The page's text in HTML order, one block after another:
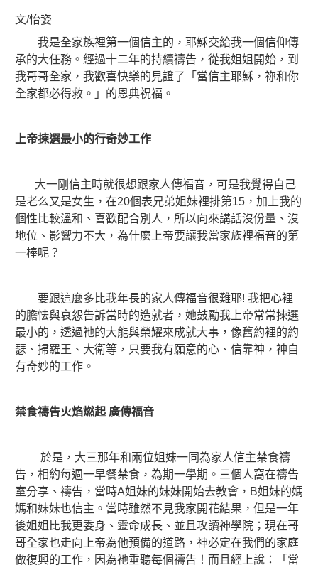
文/怡姿
我是全家族裡第一個信主的，耶穌交給我一個信仰傳
承的大任務。經過十二年的持續禱告，從我姐姐開始，到
我哥哥全家，我歡喜快樂的見證了「當信主耶穌，祢和你
全家都必得救。」的恩典祝福。
上帝揀選最小的行奇妙工作
大一剛信主時就很想跟家人傳福音，可是我覺得自己
是老么又是女生，在20個表兄弟姐妹裡排第15，加上我的
個性比較溫和、喜歡配合別人，所以向來講話沒份量、沒
地位、影響力不大，為什麼上帝要讓我當家族裡福音的第
一棒呢？
要跟這麼多比我年長的家人傳福音很難耶! 我把心裡
的膽怯與哀怨告訴當時的造就者，她鼓勵我上帝常常揀選
最小的，透過祂的大能與榮耀來成就大事，像舊約裡的約
瑟、掃羅王、大衛等，只要我有願意的心、信靠神，神自
有奇妙的工作。
禁食禱告火焰燃起 廣傳福音
於是，大三那年和兩位姐妹一同為家人信主禁食禱
告，相約每週一早餐禁食，為期一學期。三個人窩在禱告
室分享、禱告，當時A姐妹的妹妹開始去教會，B姐妹的媽
媽和妹妹也信主。當時雖然不見我家開花結果，但是一年
後姐姐比我更委身、靈命成長、並且攻讀神學院；現在哥
哥全家也走向上帝為他預備的道路，神必定在我們的家庭
做復興的工作，因為祂垂聽每個禱告！而且經上說：「當